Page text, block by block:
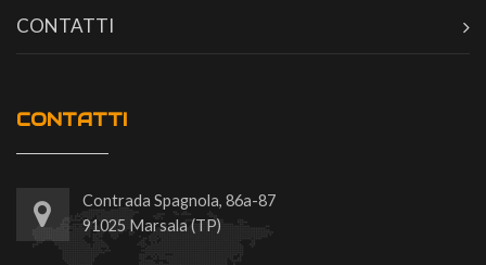
CONTATTI
CONTATTI
Contrada Spagnola, 86a-87
91025 Marsala (TP)